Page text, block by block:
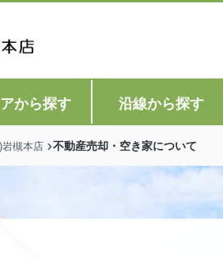
から探す 沿線から探す
槻本店 不動産売却・空き家について